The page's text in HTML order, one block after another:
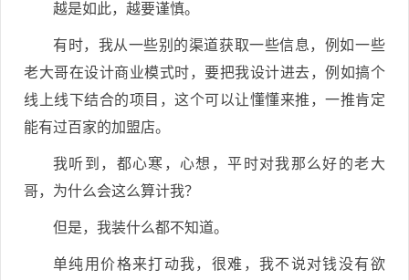
越是如此，越要谨慎。
有时，我从一些别的渠道获取一些信息，例如一些
老大哥在设计商业模式时，要把我设计进去，例如搞个
线上线下结合的项目，这个可以让懂懂来推，一推肯定
能有过百家的加盟店。
我听到，都心寒，心想，平时对我那么好的老大
哥，为什么会这么算计我？
但是，我装什么都不知道。
单纯用价格来打动我，很难，我不说对钱没有欲